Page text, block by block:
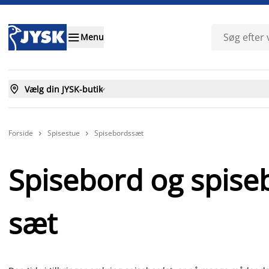
Menu
 Vælg din JYSK-butik
Forside  Spisestue  Spisebordssæt
Spisebord og
sæt